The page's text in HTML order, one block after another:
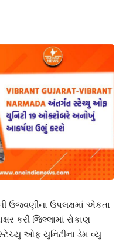
ઉજવણીના ઉપલક્ષમાં એકતા
કરી જિલ્લામાં રોકાણ
ઓફ યુનિટીના ડેમ વ્યુ